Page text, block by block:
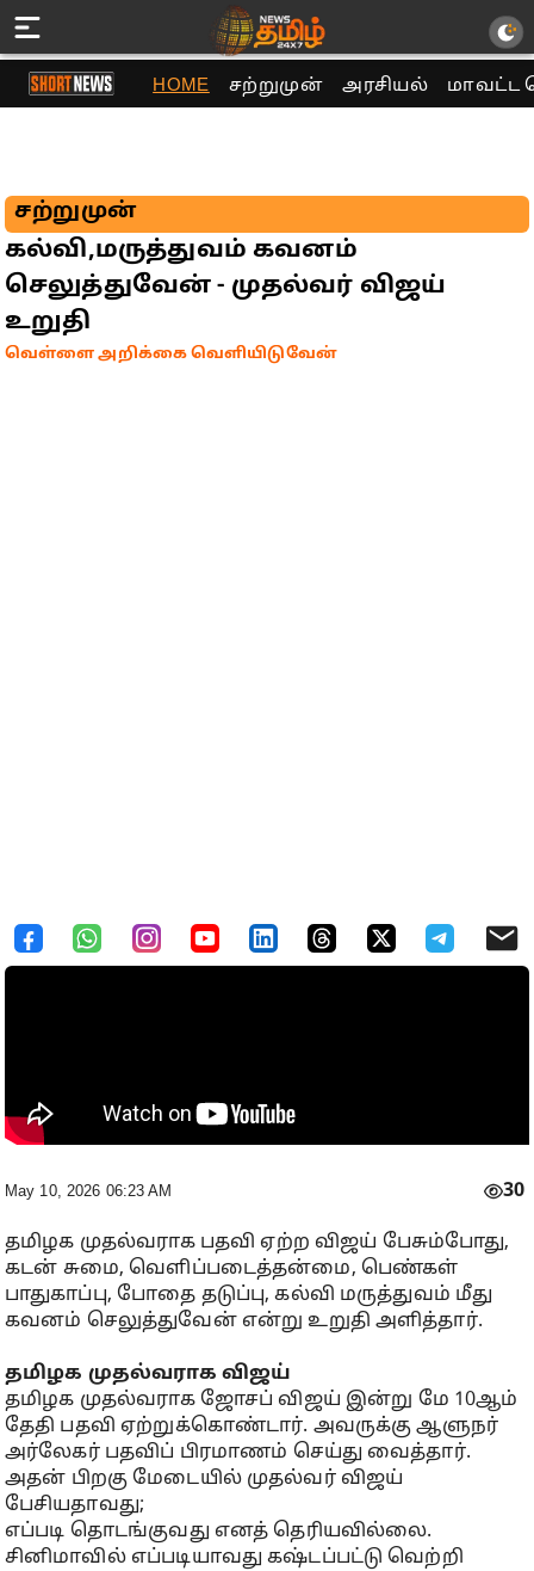
HOME சற்றுமுன் அரசியல் மாவட்ட
சற்றுமுன்
கல்வி,மருத்துவம் கவனம்
செலுத்துவேன் - முதல்வர் விஜய்
உறுதி
வெள்ளை அறிக்கை வெளியிடுவேன்
May 10, 2026 06:23 AM 30
தமிழக முதல்வராக பதவி ஏற்ற விஜய் பேசும்போது,
கடன் சுமை, வெளிப்படைத்தன்மை, பெண்கள்
பாதுகாப்பு, போதை தடுப்பு, கல்வி மருத்துவம் மீது
கவனம் செலுத்துவேன் என்று உறுதி அளித்தார்.
தமிழக முதல்வராக விஜய்
தமிழக முதல்வராக ஜோசப் விஜய் இன்று மே 10ஆம்
தேதி பதவி ஏற்றுக்கொண்டார். அவருக்கு ஆளுநர்
அர்லேகர் பதவிப் பிரமாணம் செய்து வைத்தார்.
அதன் பிறகு மேடையில் முதல்வர் விஜய்
பேசியதாவது;
எப்படி தொடங்குவது எனத் தெரியவில்லை.
சினிமாவில் எப்படியாவது கஷ்டப்பட்டு வெற்றி